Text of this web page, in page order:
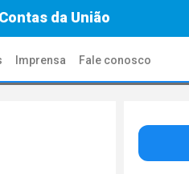
da União
Imprensa Fale conosco